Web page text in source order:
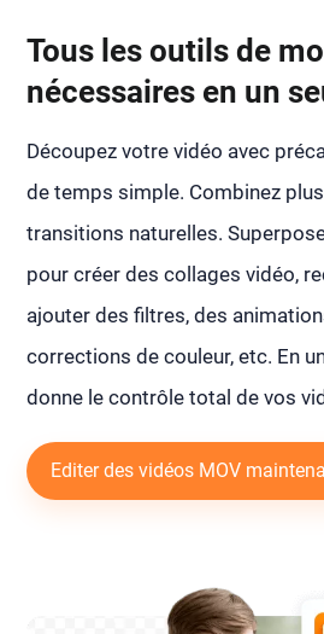
Tous les outils de
nécessaires en un
Découpez votre vidéo avec
de temps simple. Combinez
transitions naturelles.
pour créer des collages vidéo,
ajouter des filtres, des
corrections de couleur, etc. En
donne le contrôle total de vos
Editer des vidéos MOV